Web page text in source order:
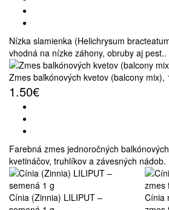
Nízka slamienka (Helichrysum
vhodná na nízke záhony, obruby aj pest..
Zmes balkónových kvetov (balcony mix),
1.50€
Farebná zmes jednoročných
kvetináčov, truhlíkov a závesných nádob.
Cínia (Zinnia) LILIPUT –
Cínia